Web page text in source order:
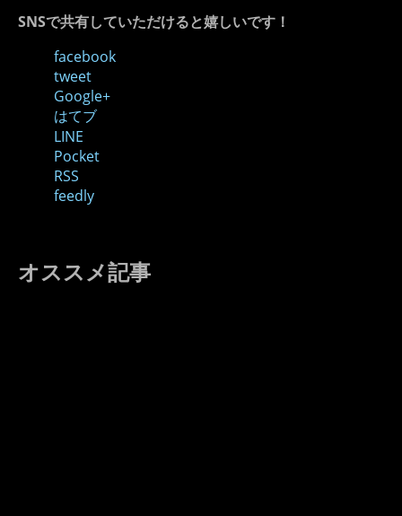
SNSで共有していただけると嬉しいです！
facebook
tweet
Google+
はてブ
LINE
Pocket
RSS
feedly
オススメ記事